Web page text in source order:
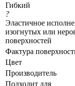
Гибкий
?
Эластичное
изогнутых или
поверхностей
Фактура
Цвет
Производитель
Подходит для